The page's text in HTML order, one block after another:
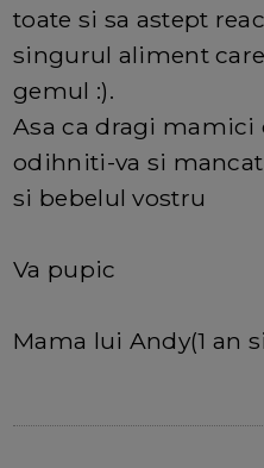
toate si sa astept
singurul aliment
gemul :).
Asa ca dragi mamici
odihniti-va si
si bebelul vostru
Va pupic
Mama lui Andy(1 an